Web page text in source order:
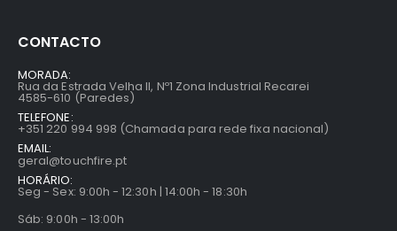
CONTACTO
MORADA:
Rua da Estrada Velha II, Nº1 Zona Industrial Recarei
4585-610 (Paredes)
TELEFONE:
+351 220 994 998 (Chamada para rede fixa nacional)
EMAIL:
geral@touchfire.pt
HORÁRIO:
Seg - Sex: 9:00h - 12:30h | 14:00h - 18:30h
Sáb: 9:00h - 13:00h